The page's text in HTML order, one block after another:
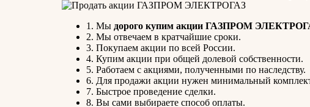
1. Мы дорого купим акции ГАЗПРОМ
2. Мы отвечаем в кратчайшие сроки.
3. Покупаем акции по всей России.
4. Купим акции при общей долевой собственности.
5. Работаем с акциями, полученными по наследству.
6. Для продажи акции нужен минимальный
7. Быстрое проведение сделки.
8. Вы сами выбираете способ оплаты.